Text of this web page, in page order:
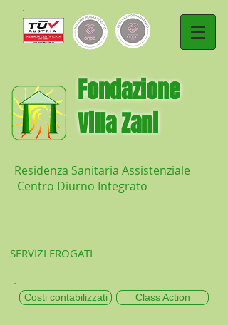
​Fondazione
Villa Zani
Residenza Sanitaria Assistenziale
Centro Diurno Integrato
SERVIZI EROGATI
Costi contabilizzati Class Action